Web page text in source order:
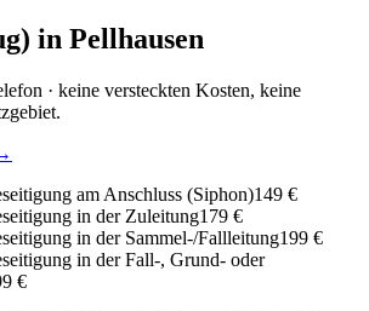
in Pellhausen
· keine versteckten Kosten, keine
am Anschluss (Siphon)149 €
in der Zuleitung179 €
in der Sammel-/Fallleitung199 €
in der Fall-, Grund- oder
€